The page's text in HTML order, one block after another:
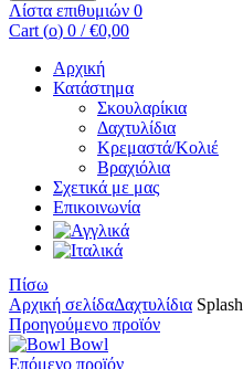
Λίστα επιθυμιών 0
Cart (o) 0 / €0,00
Αρχική
Κατάστημα
Σκουλαρίκια
Δαχτυλίδια
Κρεμαστά/Κολιέ
Βραχιόλια
Σχετικά με μας
Επικοινωνία
Πίσω
Αρχική σελίδαΔαχτυλίδια Splash
Προηγούμενο προϊόν
Bowl
Επόμενο προϊόν